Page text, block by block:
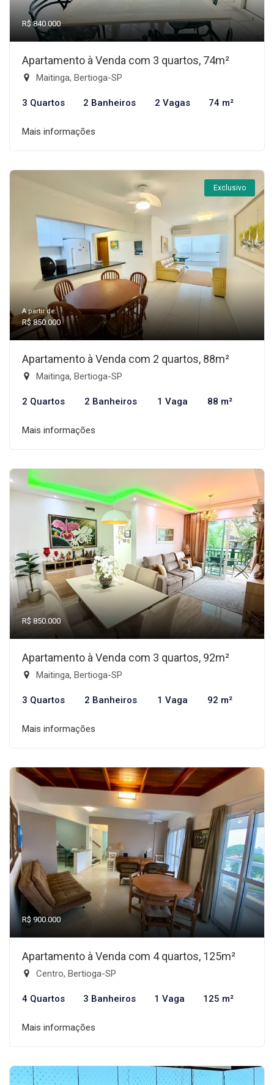
R$ 840.000
Apartamento à Venda com 3 quartos, 74m²
Maitinga, Bertioga-SP
3 Quartos 2 Banheiros 2 Vagas 74 m²
Mais informações
Exclusivo
A partir de:
R$ 850.000
Apartamento à Venda com 2 quartos, 88m²
Maitinga, Bertioga-SP
2 Quartos 2 Banheiros 1 Vaga 88 m²
Mais informações
R$ 850.000
Apartamento à Venda com 3 quartos, 92m²
Maitinga, Bertioga-SP
3 Quartos 2 Banheiros 1 Vaga 92 m²
Mais informações
R$ 900.000
Apartamento à Venda com 4 quartos, 125m²
Centro, Bertioga-SP
4 Quartos 3 Banheiros 1 Vaga 125 m²
Mais informações